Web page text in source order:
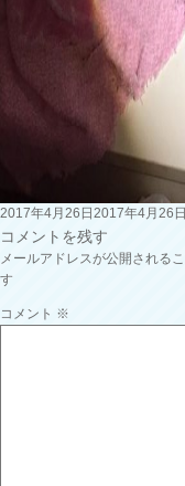
投
稿
日:
2017年4月26日 2017年4月26日
コメントを残す
メールアドレスが公開される
す
コメント ※